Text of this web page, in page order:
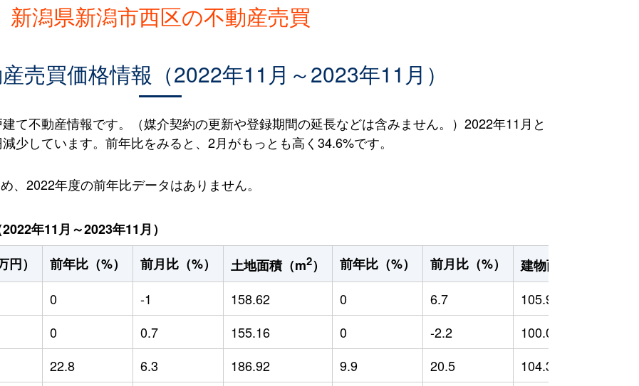
新潟県新潟市西区の不動産売買
売買価格情報（2022年11月～2023年11月）
て不動産情報です。（媒介契約の更新や登録期間の延長などは含みません。）2022年11月と
少しています。前年比をみると、2月がもっとも高く34.6%です。
、2022年度の前年比データはありません。
年11月～2023年11月）
円） 前年比（%） 前月比（%） 土地面積（m2） 前年比（%） 前月比（%） 建物面積（m
0 -1 158.62 0 6.7 105.99
0 0.7 155.16 0 -2.2 100.01
22.8 6.3 186.92 9.9 20.5 104.33